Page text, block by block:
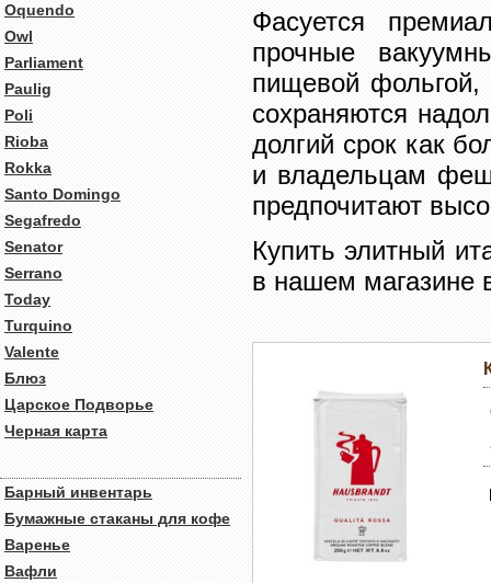
Oquendo
Owl
Parliament
Paulig
Poli
Rioba
Rokka
Santo Domingo
Segafredo
Senator
Serrano
Today
Turquino
Valente
Блюз
Царское Подворье
Черная карта
Барный инвентарь
Бумажные стаканы для кофе
Варенье
Вафли
Фасуется
прочные
пищевой фольгой,
сохраняются
долгий срок как
и владельцам
предпочитают
Купить элитный
в нашем магазине